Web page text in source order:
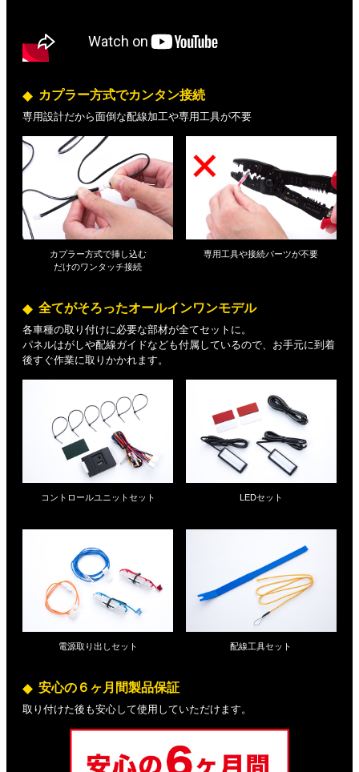
カプラー方式でカンタン接続
専用設計だから面倒な配線加工や専用工具が不要
カプラー方式で挿し込む
だけのワンタッチ接続
専用工具や接続パーツが不要
全てがそろったオールインワンモデル
各車種の取り付けに必要な部材が全てセットに。
パネルはがしや配線ガイドなども付属しているので、お手元に到着
後すぐ作業に取りかかれます。
コントロールユニットセット LEDセット
電源取り出しセット 配線工具セット
安心の６ヶ月間製品保証
取り付けた後も安心して使用していただけます。